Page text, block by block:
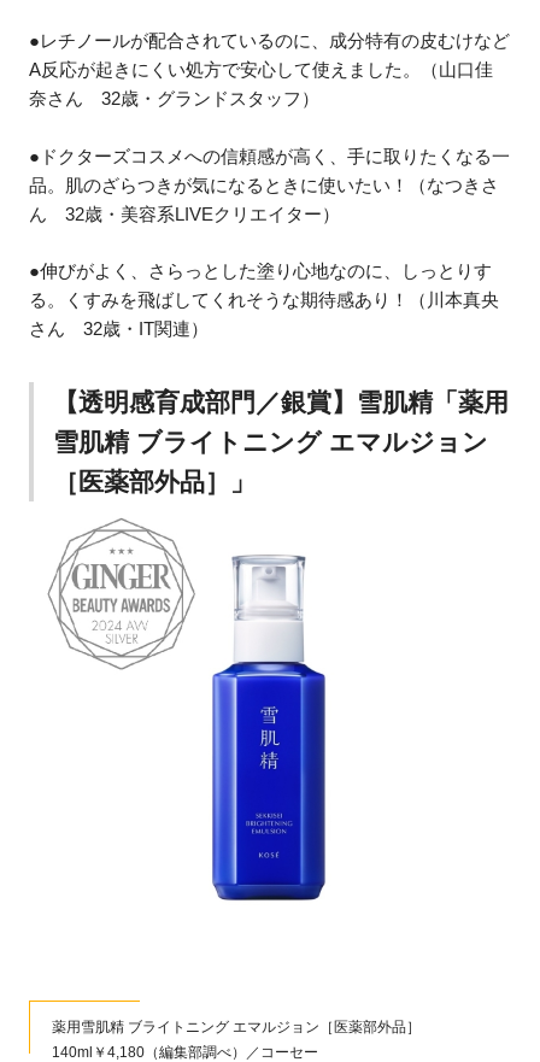
●レチノールが配合されているのに、成分特有の皮むけなど
A反応が起きにくい処方で安心して使えました。（山口佳
奈さん 32歳・グランドスタッフ）
●ドクターズコスメへの信頼感が高く、手に取りたくなる一
品。肌のざらつきが気になるときに使いたい！（なつきさ
ん 32歳・美容系LIVEクリエイター）
●伸びがよく、さらっとした塗り心地なのに、しっとりす
る。くすみを飛ばしてくれそうな期待感あり！（川本真央
さん 32歳・IT関連）
【透明感育成部門／銀賞】雪肌精「薬用
雪肌精 ブライトニング エマルジョン
［医薬部外品］」
薬用雪肌精 ブライトニング エマルジョン［医薬部外品］
140ml￥4,180（編集部調べ）／コーセー